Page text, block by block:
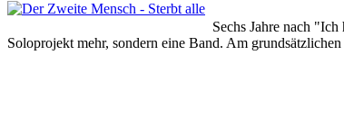
Sechs Jahre nach
Soloprojekt mehr, sondern eine Band. Am